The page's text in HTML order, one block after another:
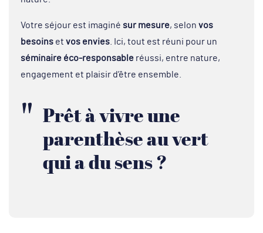
Votre séjour est imaginé sur mesure, selon vos
besoins et vos envies. Ici, tout est réuni pour un
séminaire éco-responsable réussi, entre nature,
engagement et plaisir d’être ensemble.
Prêt à vivre une
parenthèse au vert
qui a du sens ?